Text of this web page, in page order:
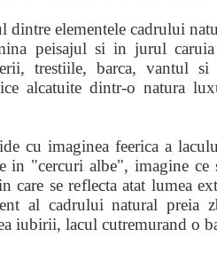
dintre elementele cadrului
peisajul si in jurul caruia
trestiile, barca, vantul si
alcatuite dintr-o natura
cu imaginea feerica a
in "cercuri albe", imagine ce
care se reflecta atat lumea
al cadrului natural preia
iubirii, lacul cutremurand o